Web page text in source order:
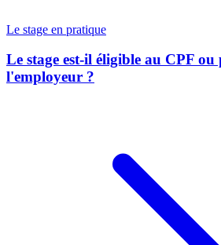
Le stage en pratique
Le stage est-il éligible au CPF
l'employeur ?